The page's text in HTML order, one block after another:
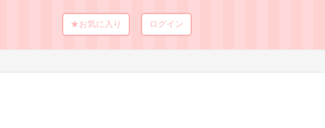
★お気に入り ログイン